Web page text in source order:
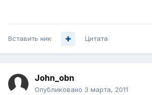
Вставить ник Цитата
John_obn
Опубликовано 3 марта, 2011